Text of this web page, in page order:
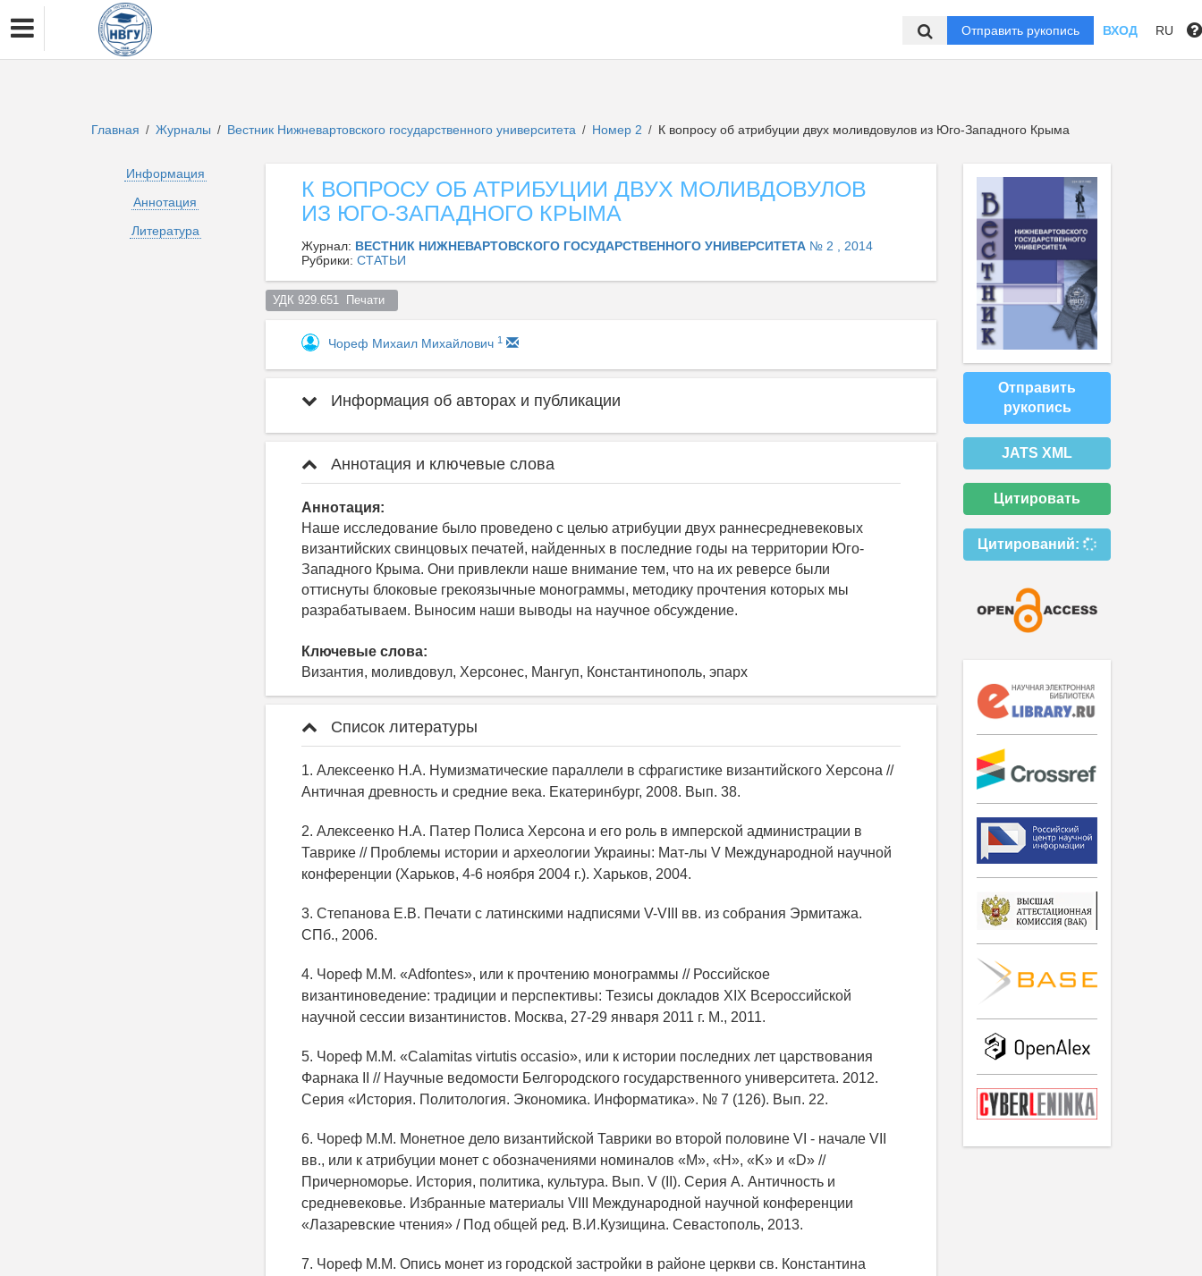
Отправить рукопись ВХОД RU
Главная / Журналы / Вестник Нижневартовского государственного университета / Номер 2 / К вопросу об атрибуции двух моливдовулов из Юго-Западного Крыма
Информация
Аннотация
Литература
К ВОПРОСУ ОБ АТРИБУЦИИ ДВУХ МОЛИВДОВУЛОВ
ИЗ ЮГО-ЗАПАДНОГО КРЫМА
Журнал: ВЕСТНИК НИЖНЕВАРТОВСКОГО ГОСУДАРСТВЕННОГО УНИВЕРСИТЕТА № 2 , 2014
Рубрики: СТАТЬИ
УДК 929.651  Печати
Чореф Михаил Михайлович 1
Информация об авторах и публикации
Аннотация и ключевые слова
Аннотация:
Наше исследование было проведено с целью атрибуции двух раннесредневековых
византийских свинцовых печатей, найденных в последние годы на территории Юго-
Западного Крыма. Они привлекли наше внимание тем, что на их реверсе были
оттиснуты блоковые грекоязычные монограммы, методику прочтения которых мы
разрабатываем. Выносим наши выводы на научное обсуждение.
Ключевые слова:
Византия, моливдовул, Херсонес, Мангуп, Константинополь, эпарх
Список литературы
1. Алексеенко Н.А. Нумизматические параллели в сфрагистике византийского Херсона //
Античная древность и средние века. Екатеринбург, 2008. Вып. 38.
2. Алексеенко Н.А. Патер Полиса Херсона и его роль в имперской администрации в
Таврике // Проблемы истории и археологии Украины: Мат-лы V Международной научной
конференции (Харьков, 4-6 ноября 2004 г.). Харьков, 2004.
3. Степанова Е.В. Печати с латинскими надписями V-VIII вв. из собрания Эрмитажа.
СПб., 2006.
4. Чореф М.М. «Adfontes», или к прочтению монограммы // Российское
византиноведение: традиции и перспективы: Тезисы докладов XIX Всероссийской
научной сессии византинистов. Москва, 27-29 января 2011 г. М., 2011.
5. Чореф М.М. «Calamitas virtutis occasio», или к истории последних лет царствования
Фарнака II // Научные ведомости Белгородского государственного университета. 2012.
Серия «История. Политология. Экономика. Информатика». № 7 (126). Вып. 22.
6. Чореф М.М. Монетное дело византийской Таврики во второй половине VI - начале VII
вв., или к атрибуции монет с обозначениями номиналов «M», «H», «K» и «D» //
Причерноморье. История, политика, культура. Вып. V (II). Серия А. Античность и
средневековье. Избранные материалы VIII Международной научной конференции
«Лазаревские чтения» / Под общей ред. В.И.Кузищина. Севастополь, 2013.
7. Чореф М.М. Опись монет из городской застройки в районе церкви св. Константина
Отправить
рукопись
JATS XML
Цитировать
Цитирований: